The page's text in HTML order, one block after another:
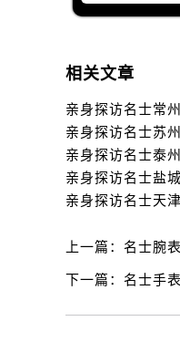
相关文章
上一篇： 名士腕
下一篇： 名士手